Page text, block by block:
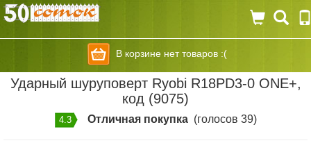
В корзине нет товаров :(
Ударный шуруповерт Ryobi R18PD3-0 ONE+,
код (9075)
4.3 Отличная покупка(голосов 39)